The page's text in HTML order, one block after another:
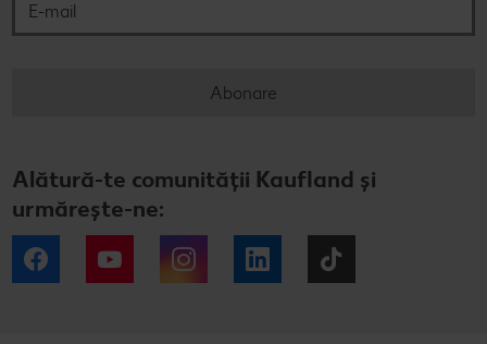
Abonare
Alătură-te comunității Kaufland și
urmărește-ne:
Facebook YouTube Instagram LinkedIn